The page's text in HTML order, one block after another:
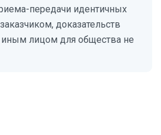
передачи идентичных
доказательств
иным лицом для общества не